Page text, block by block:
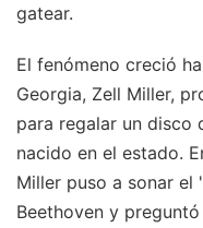
gatear.
El fenómeno creció
Georgia, Zell Miller,
para regalar un disco
nacido en el estado.
Miller puso a sonar el
Beethoven y